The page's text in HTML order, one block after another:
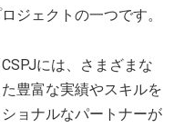
ジェクトの一つです。
には、さまざまな
豊富な実績やスキルを
ョナルなパートナーが